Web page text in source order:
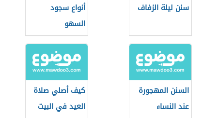
سنن ليلة الزفاف
أنواع سجود
السهو
السنن المهجورة
عند النساء
كيف أصلي صلاة
العيد في البيت